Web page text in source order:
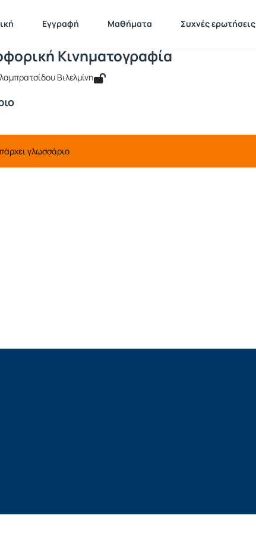
Εγγραφή Μαθήματα Συχνές ερωτήσεις
Πληροφορική Κινηματογραφία Γλωσσάριο
: Πληροφορική Κινηματογραφία
: 511199
Κινηματογραφία
Βιλελμίνη
γλωσσάριο